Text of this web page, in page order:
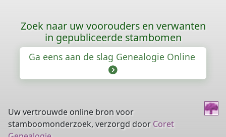
Zoek naar uw voorouders en verwanten
in gepubliceerde stambomen
Ga eens aan de slag Genealogie Online
Uw vertrouwde online bron voor
stamboomonderzoek, verzorgd door Coret